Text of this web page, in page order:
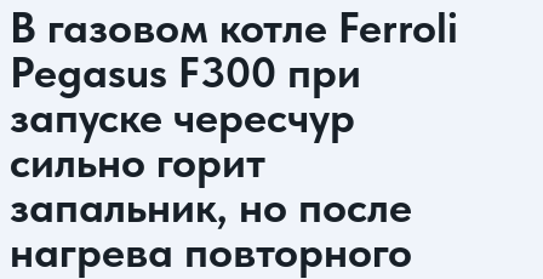
В газовом котле Ferroli
Pegasus F300 при
запуске чересчур
сильно горит
запальник, но после
нагрева повторного